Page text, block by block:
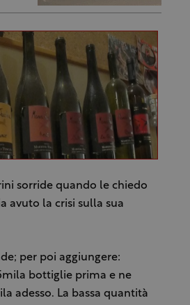
sorride quando le chiedo
avuto la crisi sulla sua
per poi aggiungere:
bottiglie prima e ne
adesso. La bassa quantità